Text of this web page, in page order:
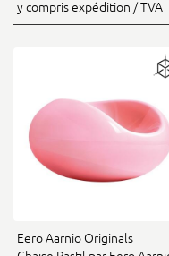
y compris expédition / TVA
Eero Aarnio Originals